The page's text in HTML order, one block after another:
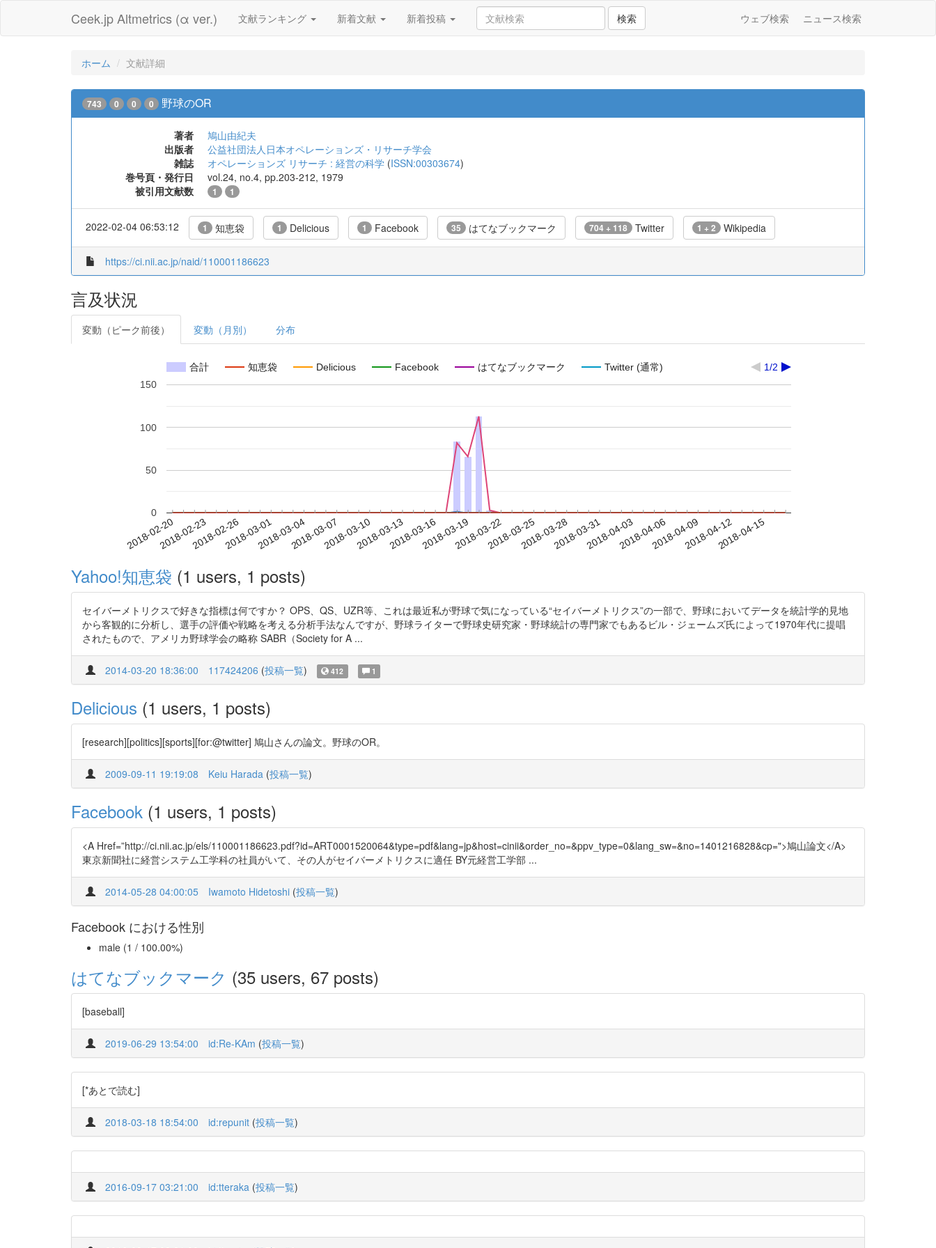
Ceek.jp Altmetrics (α ver.) 文献ランキング 新着文献 新着投稿 検索 ウェブ検索 ニュース検索
ホーム 文献詳細
743 0 0 0 野球のOR
著者
鳩山由紀夫
出版者
公益社団法人日本オペレーションズ・リサーチ学会
雑誌
オペレーションズ リサーチ : 経営の科学 (ISSN:00303674)
巻号頁・発行日
vol.24, no.4, pp.203-212, 1979
被引用文献数
1 1
2022-02-04 06:53:12 1 知恵袋 1 Delicious 1 Facebook 35 はてなブックマーク 704 + 118 Twitter 1 + 2 Wikipedia
https://ci.nii.ac.jp/naid/110001186623
言及状況
変動（ピーク前後） 変動（月別） 分布
合計 知恵袋 Delicious Facebook はてなブックマーク Twitter (通常) 1/2
2018-02-202018-02-232018-02-262018-03-012018-03-042018-03-072018-03-102018-03-132018-03-162018-03-192018-03-222018-03-252018-03-282018-03-312018-04-032018-04-062018-04-092018-04-122018-04-15
0
50
100
150
Yahoo!知恵袋 (1 users, 1 posts)
セイバーメトリクスで好きな指標は何ですか？ OPS、QS、UZR等、これは最近私が野球で気になっている“セイバーメトリクス”の一部で、野球においてデータを統計学的見地
から客観的に分析し、選手の評価や戦略を考える分析手法なんですが、野球ライターで野球史研究家・野球統計の専門家でもあるビル・ジェームズ氏によって1970年代に提唱
されたもので、アメリカ野球学会の略称 SABR（Society for A ...
2014-03-20 18:36:00 117424206 (投稿一覧) 412 1
Delicious (1 users, 1 posts)
[research][politics][sports][for:@twitter] 鳩山さんの論文。野球のOR。
2009-09-11 19:19:08 Keiu Harada (投稿一覧)
Facebook (1 users, 1 posts)
<A Href=”http://ci.nii.ac.jp/els/110001186623.pdf?id=ART0001520064&type=pdf&lang=jp&host=cinii&order_no=&ppv_type=0&lang_sw=&no=1401216828&cp=">鳩山論文</A>
東京新聞社に経営システム工学科の社員がいて、その人がセイバーメトリクスに適任 BY元経営工学部 ...
2014-05-28 04:00:05 Iwamoto Hidetoshi (投稿一覧)
Facebook における性別
male (1 / 100.00%)
はてなブックマーク (35 users, 67 posts)
[baseball]
2019-06-29 13:54:00 id:Re-KAm (投稿一覧)
[*あとで読む]
2018-03-18 18:54:00 id:repunit (投稿一覧)
2016-09-17 03:21:00 id:tteraka (投稿一覧)